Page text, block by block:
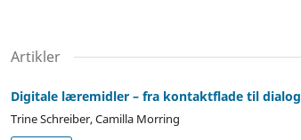
Artikler
Digitale læremidler – fra kontaktflade til dialog
Trine Schreiber, Camilla Morring